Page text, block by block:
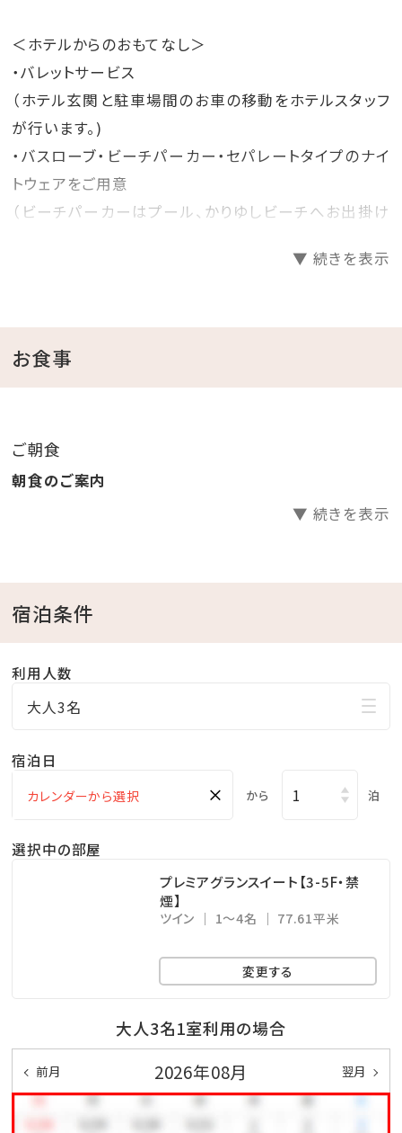
＜ホテルからのおもてなし＞
・バレットサービス
（ホテル玄関と駐車場間のお車の移動をホテルスタッフ
が行います。)
・バスローブ・ビーチパーカー・セパレートタイプのナイ
トウェアをご用意
（ビーチパーカーはプール、かりゆしビーチへお出掛け
・1階 レストラン「天」
・営業時間 7：00～10：00
やんばる島豚厚切りベーコンとタコミートを添え、チー
ズの薫り高いオリジナルホワイトソースとパッションフル
スクランブルエッグはブッフェコーナーにてご用意してお
ります。
【館内施設のご案内】
付 21：30）
・インドアプールご利用無料 ⇒ 8：00～22：00
00／7～9月 9：00～22：00(ナイトプール実施期間）
※屋外プールのご利用は、時期により営業時間が変更
になる場合がございます。
※全室禁煙ルームでございます。
※レストラン「天」のディナーをご希望の場合は、前日ま
での予約をお願い致します。
公式ホームページより、「Dinner」→「詳細を見る」よ
りご予約下さい。
▼ 続きを表示
お食事
ご朝食
朝食のご案内
▼ 続きを表示
宿泊条件
利用人数
大人3名
宿泊日
× から 泊
選択中の部屋
プレミアグランスイート【3-5F・禁
煙】
ツイン 1～4名 77.61平米
変更する
大人3名1室利用の場合
前月 2026年08月 翌月